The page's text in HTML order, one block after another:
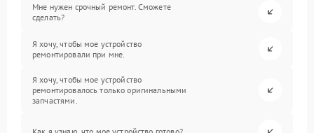
Мне нужен срочный ремонт. Сможете
сделать?
Я хочу, чтобы мое устройство
ремонтировали при мне.
Я хочу, чтобы мое устройство
ремонтировалось только оригинальными
запчастями.